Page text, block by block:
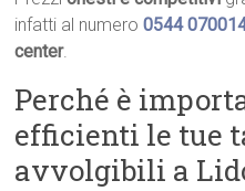
infatti al numero0544
center.
Perché è
efficienti le tue
avvolgibili a